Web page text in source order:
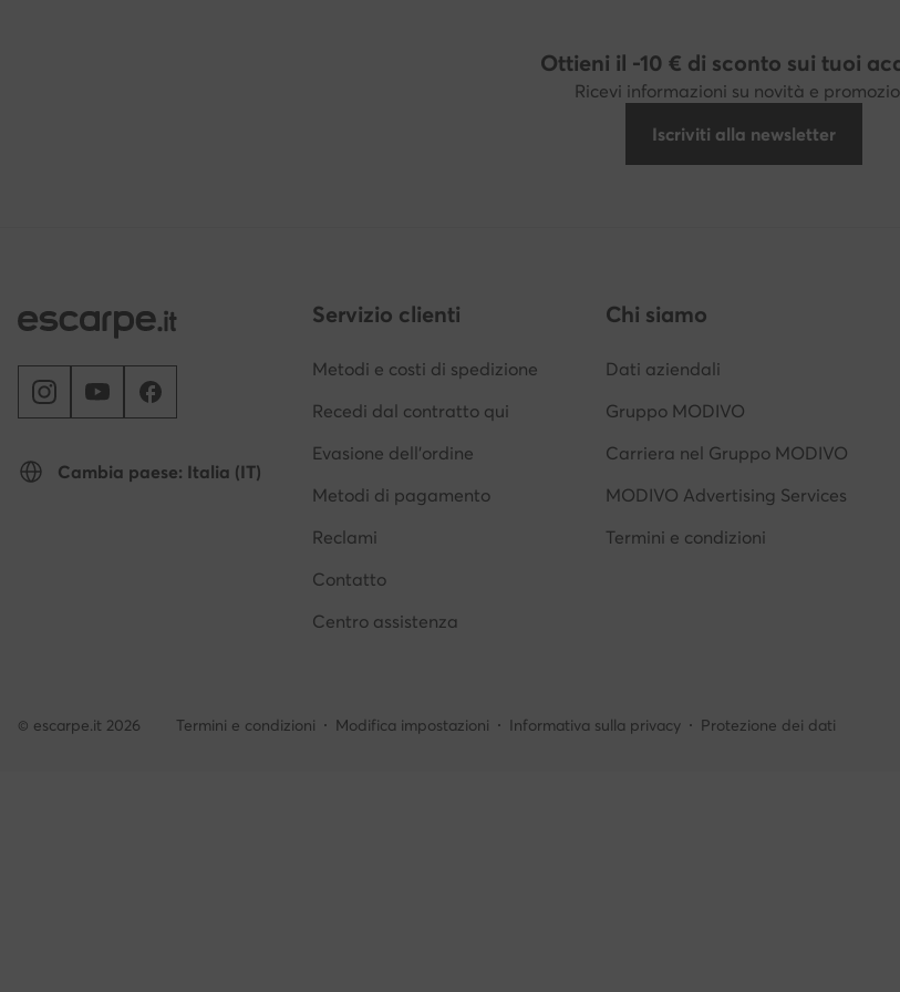
Ottieni il -10 € di sconto sui tuoi
Ricevi informazioni su novità e
Iscriviti alla newsletter
Cambia paese: Italia (IT)
Servizio clienti
Metodi e costi di spedizione
Recedi dal contratto qui
Evasione dell'ordine
Metodi di pagamento
Reclami
Contatto
Centro assistenza
Chi siamo
Dati aziendali
Gruppo MODIVO
Carriera nel Gruppo MODIVO
MODIVO Advertising Services
Termini e condizioni
© escarpe.it 2026 Termini e condizioni Modifica impostazioni Informativa sulla privacy Protezione dei dati